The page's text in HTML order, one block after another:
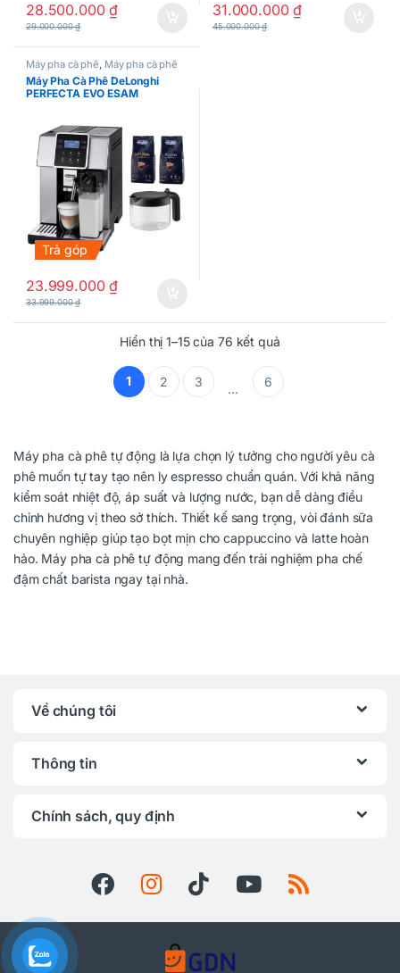
28.500.000₫
29.000.000₫
31.000.000₫
45.000.000₫
Máy pha cà phê, Máy pha cà phê
tự động
Máy Pha Cà Phê DeLonghi
PERFECTA EVO ESAM
Trả góp
23.999.000₫
33.999.000₫
Hiển thị 1–15 của 76 kết quả
1 2 3 … 6
Máy pha cà phê tự động là lựa chọn lý tưởng cho người yêu cà
phê muốn tự tay tạo nên ly espresso chuẩn quán. Với khả năng
kiểm soát nhiệt độ, áp suất và lượng nước, bạn dễ dàng điều
chỉnh hương vị theo sở thích. Thiết kế sang trọng, vòi đánh sữa
chuyên nghiệp giúp tạo bọt mịn cho cappuccino và latte hoàn
hảo. Máy pha cà phê tự động mang đến trải nghiệm pha chế
đậm chất barista ngay tại nhà.
Về chúng tôi
Thông tin
Chính sách, quy định